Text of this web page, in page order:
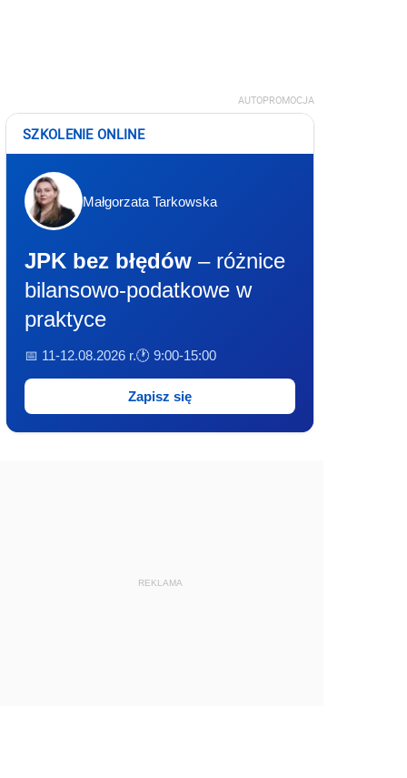
AUTOPROMOCJA
SZKOLENIE ONLINE
Małgorzata Tarkowska
JPK bez błędów – różnice
bilansowo-podatkowe w
praktyce
📅 11-12.08.2026 r.🕐 9:00-15:00
Zapisz się
REKLAMA